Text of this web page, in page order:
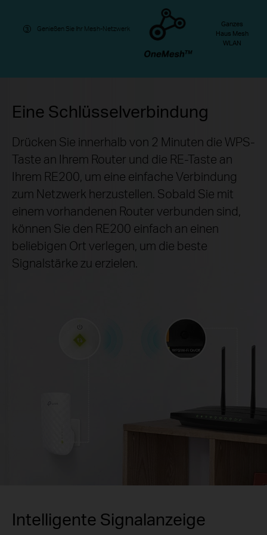
3 Genießen Sie Ihr Mesh-Netzwerk
Ganzes
Haus Mesh
WLAN
Eine Schlüsselverbindung
Drücken Sie innerhalb von 2 Minuten die WPS-
Taste an Ihrem Router und die RE-Taste an
Ihrem RE200, um eine einfache Verbindung
zum Netzwerk herzustellen. Sobald Sie mit
einem vorhandenen Router verbunden sind,
können Sie den RE200 einfach an einen
beliebigen Ort verlegen, um die beste
Signalstärke zu erzielen.
Intelligente Signalanzeige